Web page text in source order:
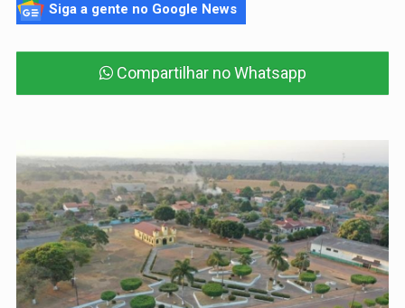
Siga a gente no Google News
Compartilhar no Whatsapp